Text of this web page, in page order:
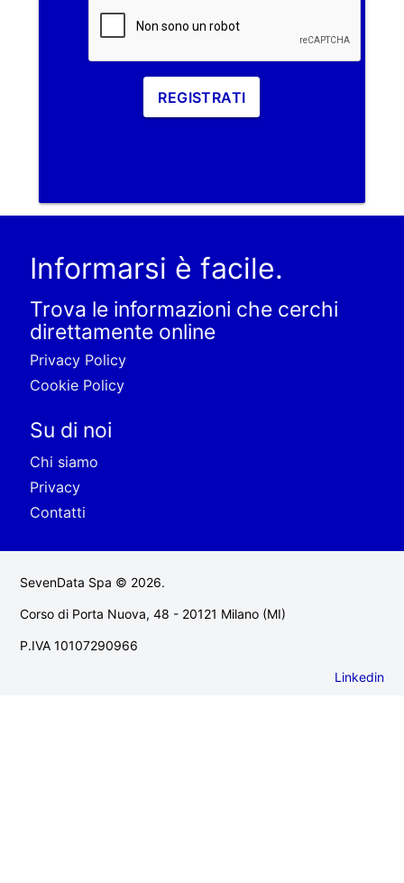
REGISTRATI
Informarsi è facile.
Trova le informazioni che cerchi
direttamente online
Privacy Policy
Cookie Policy
Su di noi
Chi siamo
Privacy
Contatti
SevenData Spa © 2026.
Corso di Porta Nuova, 48 - 20121 Milano (MI)
P.IVA 10107290966
Linkedin